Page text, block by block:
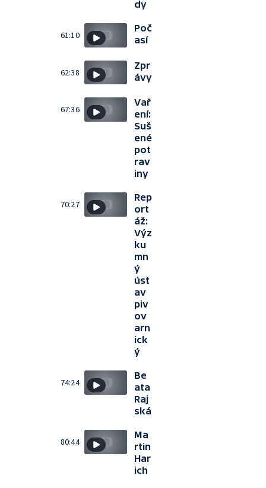
dy
61:10
Poč
así
62:38
Zpr
ávy
67:36
Vař
ení:
Suš
ené
pot
rav
iny
70:27
Rep
ort
áž:
Výz
ku
mn
ý
úst
av
piv
ov
arn
ick
ý
74:24
Be
ata
Raj
ská
80:44
Ma
rtin
Har
ich